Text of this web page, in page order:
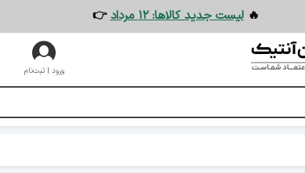
🔥لیست جدید کالاها: ۱۲ مرداد 👉
ورود | ثبت‌نام